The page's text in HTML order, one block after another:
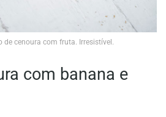
de cenoura com fruta. Irresistível.
com banana e